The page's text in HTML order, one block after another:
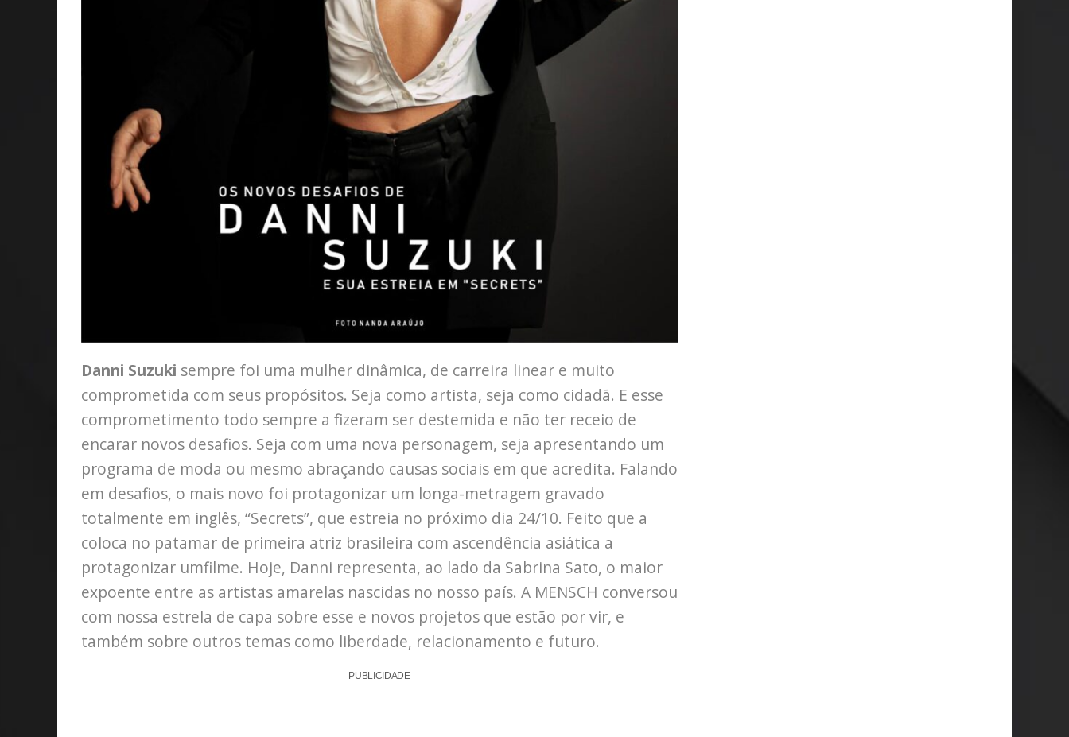
Danni Suzuki sempre foi uma mulher dinâmica, de carreira linear e muito
comprometida com seus propósitos. Seja como artista, seja como cidadã. E esse
comprometimento todo sempre a fizeram ser destemida e não ter receio de
encarar novos desafios. Seja com uma nova personagem, seja apresentando um
programa de moda ou mesmo abraçando causas sociais em que acredita. Falando
em desafios, o mais novo foi protagonizar um longa-metragem gravado
totalmente em inglês, “Secrets”, que estreia no próximo dia 24/10. Feito que a
coloca no patamar de primeira atriz brasileira com ascendência asiática a
protagonizar umfilme. Hoje, Danni representa, ao lado da Sabrina Sato, o maior
expoente entre as artistas amarelas nascidas no nosso país. A MENSCH conversou
com nossa estrela de capa sobre esse e novos projetos que estão por vir, e
também sobre outros temas como liberdade, relacionamento e futuro.
PUBLICIDADE